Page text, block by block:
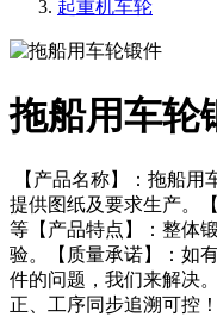
起重机车轮
拖船用车轮
【产品名称】：拖船用
提供图纸及要求生产。
等【产品特点】：整体
验。【质量承诺】：如
件的问题，我们来解决
正、工序同步追溯可控